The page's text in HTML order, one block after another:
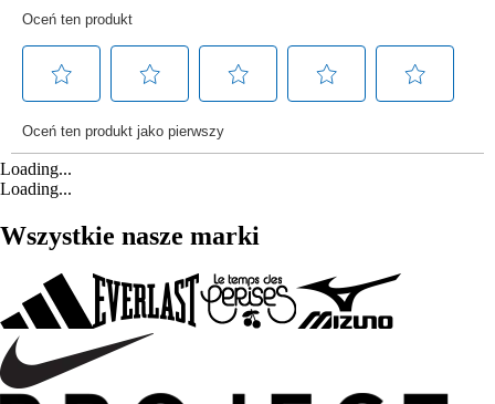
Loading...
Loading...
Wszystkie nasze marki